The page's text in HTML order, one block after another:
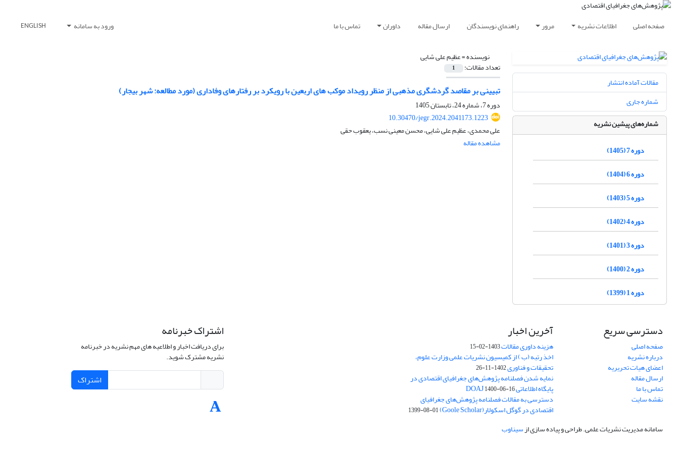
صفحه اصلی اطلاعات نشریه مرور راهنمای نویسندگان ارسال مقاله داوران تماس با ما ورود به سامانه ENGLISH
نویسنده =عظیم علی شایی
تعداد مقالات: 1
تبیینی بر مقاصد گردشگری مذهبی از منظر رویداد موکب های اربعین با رویکرد بر رفتارهای وفاداری (مورد مطالعه: شهر بیجار)
دوره 7، شماره 24، تابستان 1405
10.30470/jegr.2024.2041173.1223
علی محمدی، عظیم علی شایی، محسن معینی نسب، یعقوب حقی
مشاهده مقاله
مقالات آماده انتشار
شماره جاری
شماره‌های پیشین نشریه
دوره 7 (1405)
دوره 6 (1404)
دوره 5 (1403)
دوره 4 (1402)
دوره 3 (1401)
دوره 2 (1400)
دوره 1 (1399)
دسترسی سریع
صفحه اصلی
درباره نشریه
اعضای هیات تحریریه
ارسال مقاله
تماس با ما
نقشه سایت
آخرین اخبار
هزینه داوری مقالات1403-02-15
اخذ رتبه (ب ) از کمیسیون نشریات علمی وزارت علوم،
تحقیقات و فناوری1402-11-26
نمایه شدن فصلنامه پژوهش‌های جغرافیای اقتصادی در
پایگاه اطلاعاتی DOAJ1400-06-16
دسترسی به مقالات فصلنامه پژوهش‌های جغرافیای
اقتصادی در گوگل اسکولار(Goole Scholar) 1399-08-01
اشتراک خبرنامه
برای دریافت اخبار و اطلاعیه های مهم نشریه در خبرنامه
نشریه مشترک شوید.
اشتراک
سامانه مدیریت نشریات علمی.طراحی و پیاده سازی ازسیناوب